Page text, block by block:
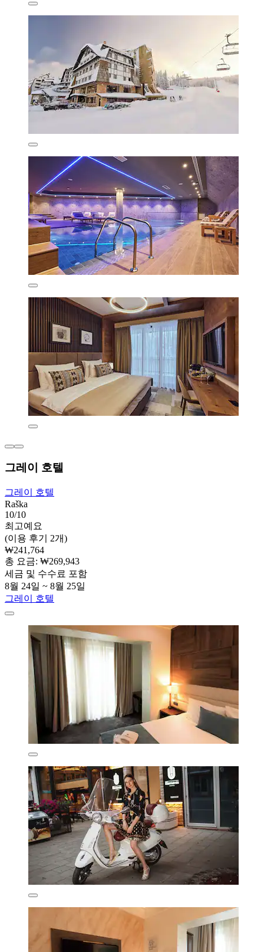
그레이 호텔
그레이 호텔
Raška
10/10
최고예요
(이용 후기 2개)
₩241,764
총 요금: ₩269,943
세금 및 수수료 포함
8월 24일 ~ 8월 25일
그레이 호텔